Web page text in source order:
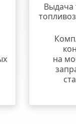
Выдача
на